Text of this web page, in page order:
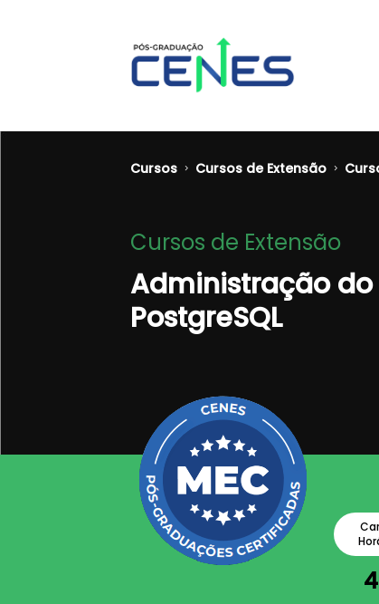
Cursos Cursos de Extensão
Cursos de Extensão
Administração do
PostgreSQL